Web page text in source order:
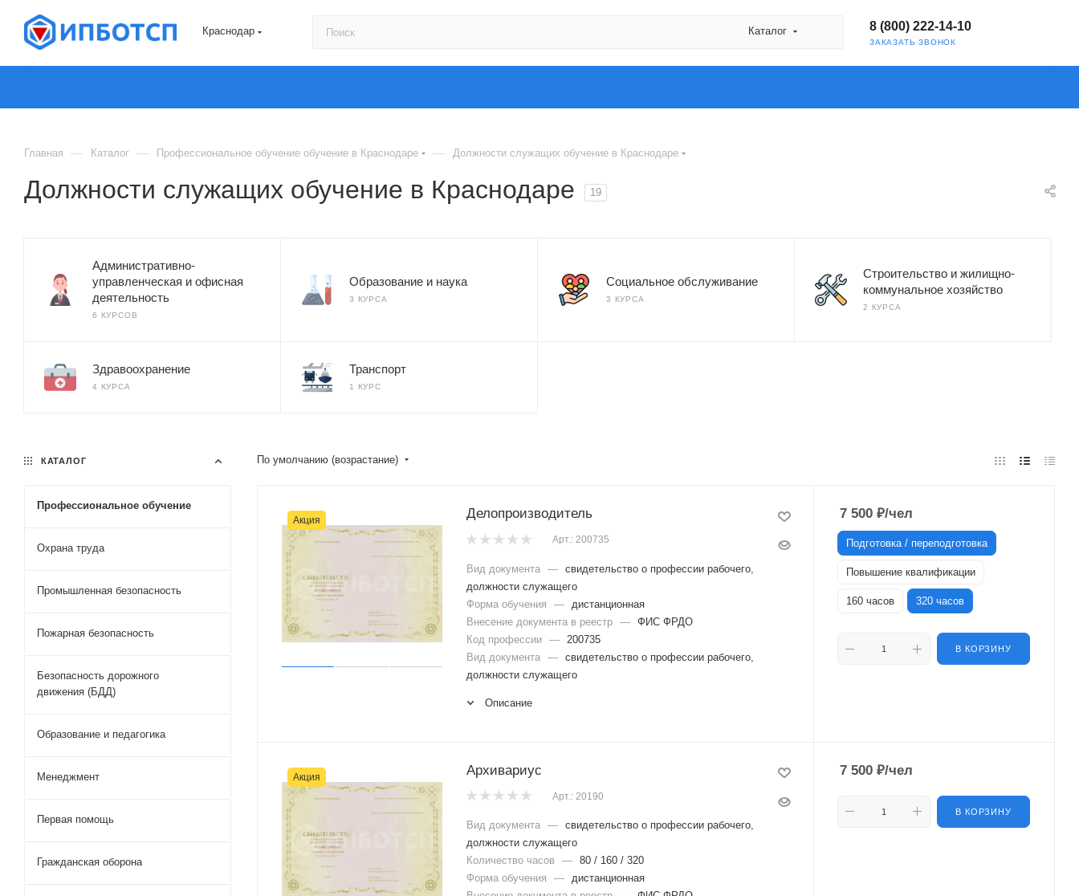
Краснодар Каталог 8 (800) 222-14-10
ЗАКАЗАТЬ ЗВОНОК
Главная — Каталог — Профессиональное обучение обучение в Краснодаре — Должности служащих обучение в Краснодаре
Должности служащих обучение в Краснодаре 19
Административно-
управленческая и офисная
деятельность
6 КУРСОВ
Образование и наука
3 КУРСА
Социальное обслуживание
3 КУРСА
Строительство и жилищно-
коммунальное хозяйство
2 КУРСА
Здравоохранение
4 КУРСА
Транспорт
1 КУРС
По умолчанию (возрастание)
Акция Делопроизводитель
Арт.: 200735
Вид документа — свидетельство о профессии рабочего,
должности служащего
Форма обучения
—
дистанционная
Внесение документа в реестр — ФИС ФРДО
Код профессии —
200735
Вид документа — свидетельство о профессии рабочего,
должности служащего
Описание
7 500 ₽/чел
Подготовка / переподготовка
Повышение квалификации
160 часов 320 часов
В КОРЗИНУ
Акция Архивариус
Арт.: 20190
Вид документа — свидетельство о профессии рабочего,
должности служащего
Количество часов
— 80 / 160 / 320
Форма обучения
— дистанционная
7 500 ₽/чел
В КОРЗИНУ
КАТАЛОГ
Профессиональное обучение
Охрана труда
Промышленная безопасность
Пожарная безопасность
Безопасность дорожного
движения (БДД)
Образование и педагогика
Менеджмент
Первая помощь
Гражданская оборона